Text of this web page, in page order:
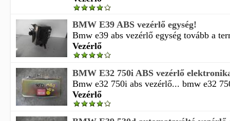
BMW E39 ABS vezérlő egység!
Bmw e39 abs vezérlő egység tovább a
Vezérlő
BMW E32 750i ABS vezérlő
Bmw e32 750i abs vezérlő... bmw e32
Vezérlő